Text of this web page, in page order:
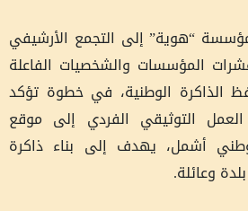
انضمت مؤسسة “هوية” إلى التجمع الأرشيفي
المؤسسات والشخصيات الفاعلة
الذاكرة الوطنية، في خطوة تؤكد
التوثيقي الفردي إلى موقع
أشمل، يهدف إلى بناء ذاكرة
وعائلة.